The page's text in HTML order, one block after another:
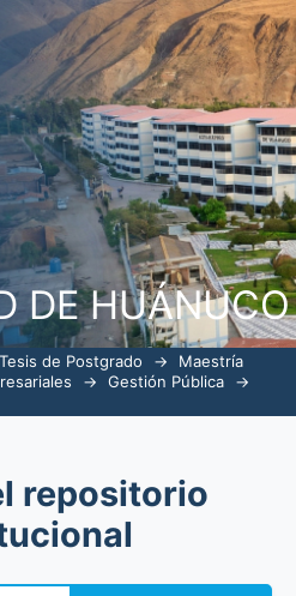
DE HUÁNUCO
en la ejecución
de santa maría
Tesis de Postgrado →
Maestría
→ Gestión Pública
→
repositorio